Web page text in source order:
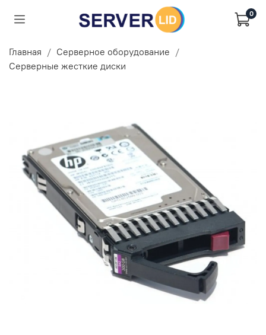
0
Главная
Серверное оборудование
Серверные жесткие диски